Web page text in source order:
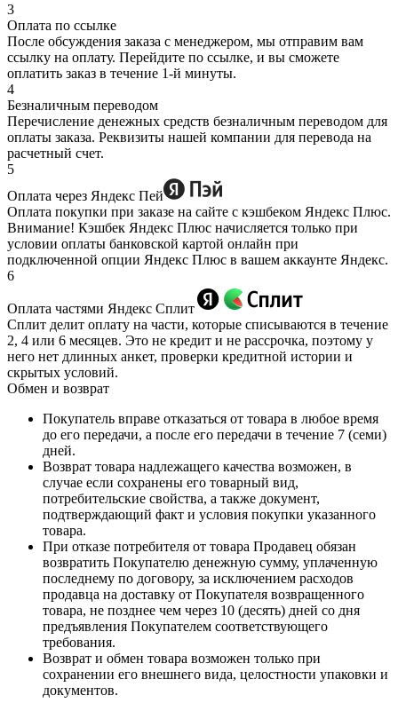
3
Оплата по ссылке
После обсуждения заказа с менеджером, мы отправим вам
ссылку на оплату. Перейдите по ссылке, и вы сможете
оплатить заказ в течение 1-й минуты.
4
Безналичным переводом
Перечисление денежных средств безналичным переводом для
оплаты заказа. Реквизиты нашей компании для перевода на
расчетный счет.
5
Оплата через Яндекс Пей
Оплата покупки при заказе на сайте с кэшбеком Яндекс Плюс.
Внимание! Кэшбек Яндекс Плюс начисляется только при
условии оплаты банковской картой онлайн при
подключенной опции Яндекс Плюс в вашем аккаунте Яндекс.
6
Оплата частями Яндекс Сплит
Сплит делит оплату на части, которые списываются в течение
2, 4 или 6 месяцев. Это не кредит и не рассрочка, поэтому у
него нет длинных анкет, проверки кредитной истории и
скрытых условий.
Обмен и возврат
Покупатель вправе отказаться от товара в любое время
до его передачи, а после его передачи в течение 7 (семи)
дней.
Возврат товара надлежащего качества возможен, в
случае если сохранены его товарный вид,
потребительские свойства, а также документ,
подтверждающий факт и условия покупки указанного
товара.
При отказе потребителя от товара Продавец обязан
возвратить Покупателю денежную сумму, уплаченную
последнему по договору, за исключением расходов
продавца на доставку от Покупателя возвращенного
товара, не позднее чем через 10 (десять) дней со дня
предъявления Покупателем соответствующего
требования.
Возврат и обмен товара возможен только при
сохранении его внешнего вида, целостности упаковки и
документов.